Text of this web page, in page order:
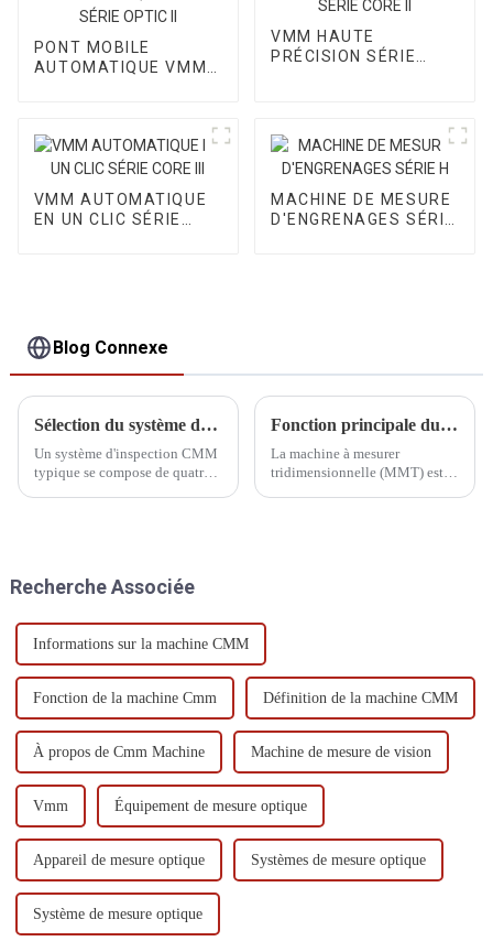
PONT MOBILE
AUTOMATIQUE VMM
VMM HAUTE
PRÉCISION SÉRIE
VMM AUTOMATIQUE
EN UN CLIC SÉRIE
MACHINE DE MESURE
D'ENGRENAGES SÉRIE
Blog Connexe
Sélection du système de détection de la CMM
Un système d'inspection CMM
typique se compose de quatre
Fonction principale du CMM
La machine à mesurer
tridimensionnelle (MMT) est
Recherche Associée
Informations sur la machine CMM
Fonction de la machine Cmm Définition de la machine CMM
À propos de Cmm Machine Machine de mesure de vision
Vmm Équipement de mesure optique
Appareil de mesure optique Systèmes de mesure optique
Système de mesure optique